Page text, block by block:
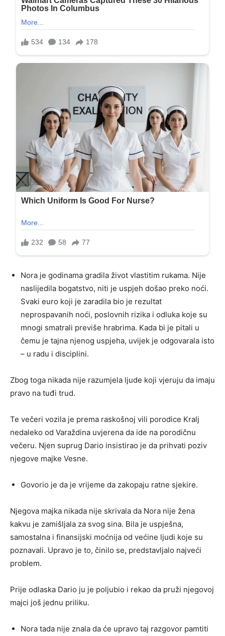
Nora je godinama gradila život vlastitim rukama. Nije
naslijedila bogatstvo, niti je uspjeh došao preko noći.
Svaki euro koji je zaradila bio je rezultat
neprospavanih noći, poslovnih rizika i odluka koje su
mnogi smatrali previše hrabrima. Kada bi je pitali u
čemu je tajna njenog uspjeha, uvijek je odgovarala isto
– u radu i disciplini.
Zbog toga nikada nije razumjela ljude koji vjeruju da imaju
pravo na tuđi trud.
Te večeri vozila je prema raskošnoj vili porodice Kralj
nedaleko od Varaždina uvjerena da ide na porodičnu
večeru. Njen suprug Dario insistirao je da prihvati poziv
njegove majke Vesne.
Govorio je da je vrijeme da zakopaju ratne sjekire.
Njegova majka nikada nije skrivala da Nora nije žena
kakvu je zamišljala za svog sina. Bila je uspješna,
samostalna i finansijski moćnija od većine ljudi koje su
poznavali. Upravo je to, činilo se, predstavljalo najveći
problem.
Prije odlaska Dario ju je poljubio i rekao da pruži njegovoj
majci još jednu priliku.
Nora tada nije znala da će upravo taj razgovor pamtiti